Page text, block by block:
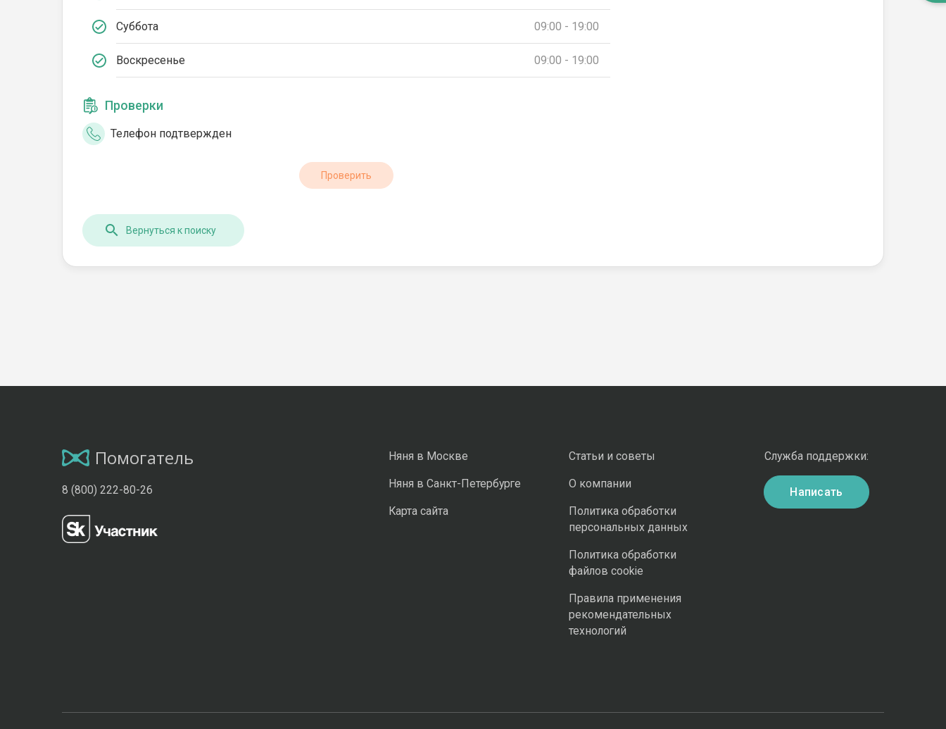
Суббота 09:00 - 19:00
Воскресенье 09:00 - 19:00
Проверки
Телефон подтвержден
Проверить
Вернуться к поиску
Помогатель
8 (800) 222-80-26
Няня в Москве
Няня в Санкт-Петербурге
Карта сайта
Статьи и советы
О компании
Политика обработки
персональных данных
Политика обработки
файлов cookie
Правила применения
рекомендательных
технологий
Служба поддержки:
Написать